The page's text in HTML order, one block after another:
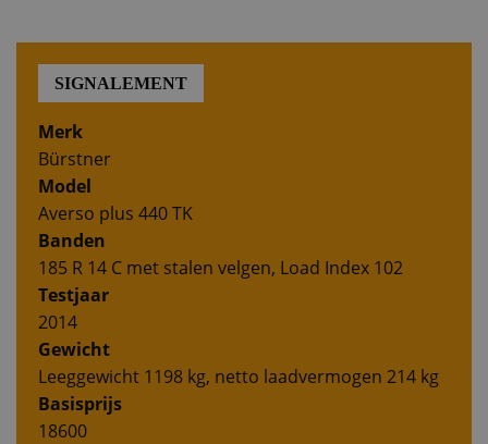
SIGNALEMENT
Merk
Bürstner
Model
Averso plus 440 TK
Banden
185 R 14 C met stalen velgen, Load Index 102
Testjaar
2014
Gewicht
Leeggewicht 1198 kg, netto laadvermogen 214 kg
Basisprijs
18600